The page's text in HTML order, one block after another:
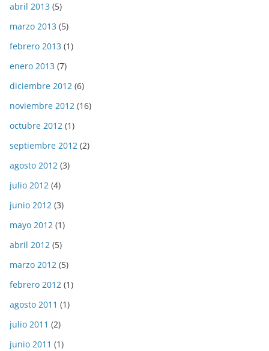
abril 2013 (5)
marzo 2013 (5)
febrero 2013 (1)
enero 2013 (7)
diciembre 2012 (6)
noviembre 2012 (16)
octubre 2012 (1)
septiembre 2012 (2)
agosto 2012 (3)
julio 2012 (4)
junio 2012 (3)
mayo 2012 (1)
abril 2012 (5)
marzo 2012 (5)
febrero 2012 (1)
agosto 2011 (1)
julio 2011 (2)
junio 2011 (1)